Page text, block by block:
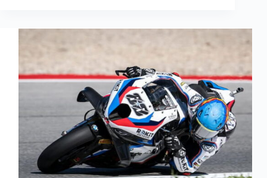
MAGNIFIQUE
EN
SPRINT
AUSTIN